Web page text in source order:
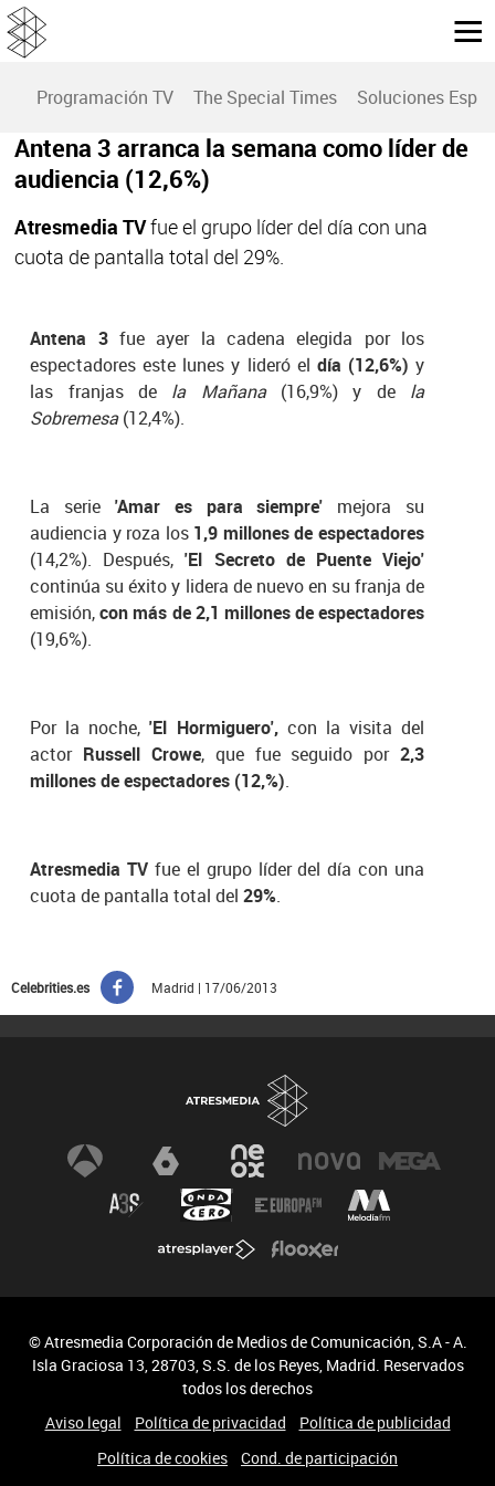
Programación TV The Special Times Soluciones
Antena 3 arranca la semana como líder de
audiencia (12,6%)
Atresmedia TVfue el grupo líder del día con una
cuota de pantalla total del 29%.
Antena 3fue ayer la cadena elegida por los
espectadores este lunes y lideró el día (12,6%) y
las franjas de la Mañana(16,9%) y de la
Sobremesa(12,4%).
La serie 'Amar es para siempre' mejora su
audiencia y roza los 1,9 millones de espectadores
(14,2%). Después,'El Secreto de Puente Viejo'
continúa su éxito y lidera de nuevo en su franja de
emisión,con más de 2,1 millones de espectadores
(19,6%).
Por la noche, 'El Hormiguero', con la visita del
actorRussell Crowe, que fue seguido por2,3
millones de espectadores (12,%).
Atresmedia TV fue el grupo líder del día con una
cuota de pantalla total del29%.
Celebrities.es Madrid | 17/06/2013
© Atresmedia Corporación de Medios de Comunicación, S.A - A.
Isla Graciosa 13, 28703, S.S. de los Reyes, Madrid. Reservados
todos los derechos
Aviso legal
Política de privacidad
Política de publicidad
Política de cookies
Cond. de participación